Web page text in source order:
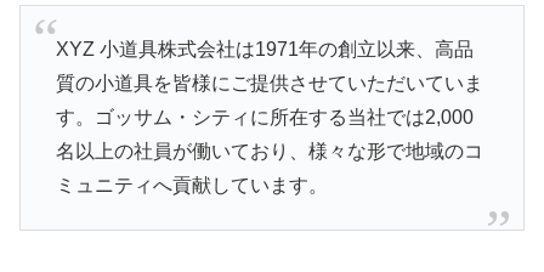
XYZ 小道具株式会社は1971年の創立以来、高品
質の小道具を皆様にご提供させていただいていま
す。ゴッサム・シティに所在する当社では2,000
名以上の社員が働いており、様々な形で地域のコ
ミュニティへ貢献しています。